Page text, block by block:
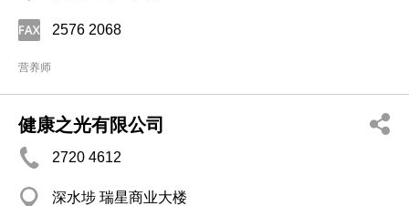
2576 2068
营养师
健康之光有限公司
2720 4612
深水埗 瑞星商业大楼